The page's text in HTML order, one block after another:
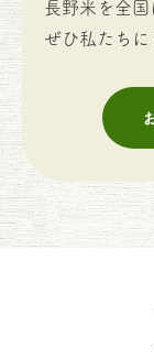
長野米を全国
ぜひ私たちに